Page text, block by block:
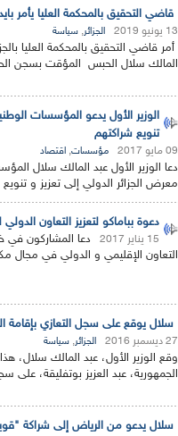
قاضي التحقيق بالمحكمة العليا يأمر
13 يونيو 2019 الجزائر, سياسة
أمر قاضي التحقيق بالمحكمة العليا
المالك سلال الحبس المؤقت بسجن
الوزير الأول يدعو المؤسسات
تنويع شراكتهم
09 مايو 2017 مؤسسات, اقتصاد
معرض الجزائر الدولي إلى تعزيز و
دعوة بباماكو لتعزيز التعاون
15 يناير 2017
دعا المشاركون في
التعاون الإقليمي و الدولي في مجال
سلال يوقع على سجل التعازي بإقامة
27 ديسمبر 2016 الجزائر, سياسة
وقع الوزير الأول، عبد المالك سلال، هذا
الجمهورية، عبد العزيز بوتفليقة، على
سلال يدعو من الرياض إلى شراكة